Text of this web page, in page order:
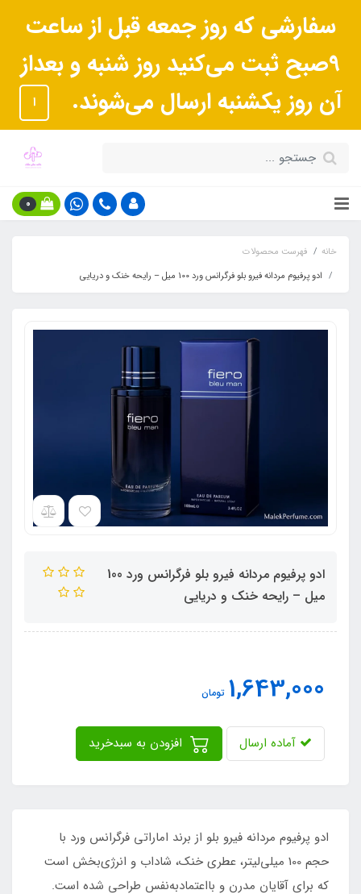
سفارشی که روز جمعه قبل از ساعت
9صبح ثبت می‌کنید روز شنبه و بعداز
آن روز یکشنبه ارسال می‌شوند.
ا
0
خانه
فهرست محصولات
ادو پرفیوم مردانه فیرو بلو فرگرانس ورد 100 میل – رایحه خنک و دریایی
ادو پرفیوم مردانه فیرو بلو فرگرانس ورد 100
میل – رایحه خنک و دریایی
1,643,000 تومان
آماده ارسال
ادو پرفیوم مردانه فیرو بلو از برند اماراتی فرگرانس ورد با
حجم 100 میلی‌لیتر، عطری خنک، شاداب و انرژی‌بخش است
که برای آقایان مدرن و بااعتمادبه‌نفس طراحی شده است.